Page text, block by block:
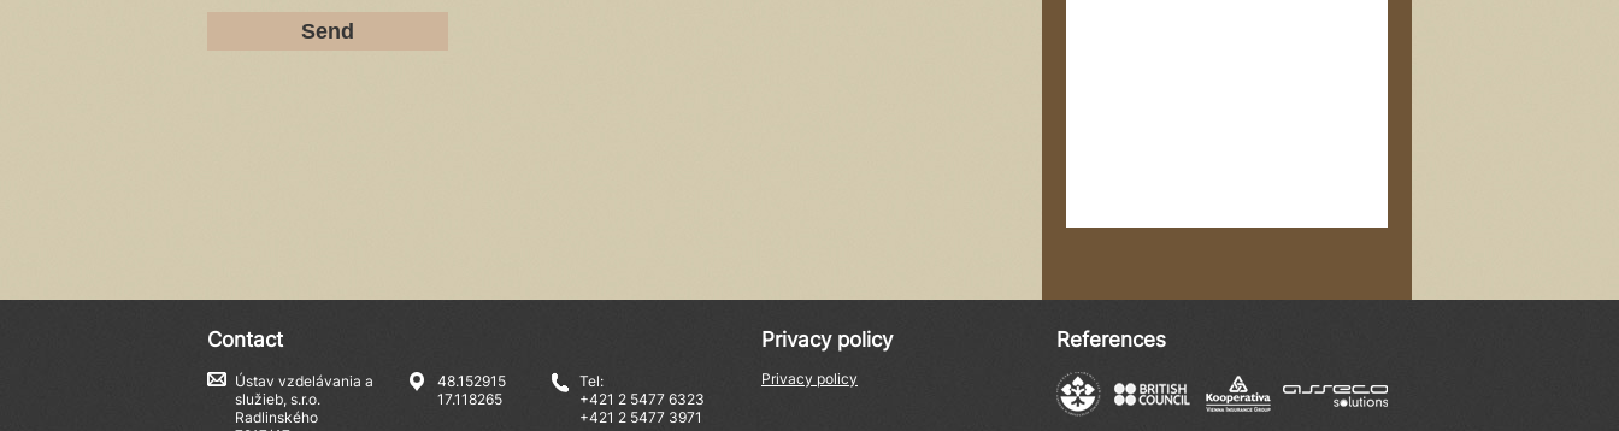
Contact
Ústav vzdelávania a
služieb, s.r.o.
Radlinského
48.152915
17.118265
Tel:
+421 2 5477 6323
+421 2 5477 3971
Privacy policy
Privacy policy
References